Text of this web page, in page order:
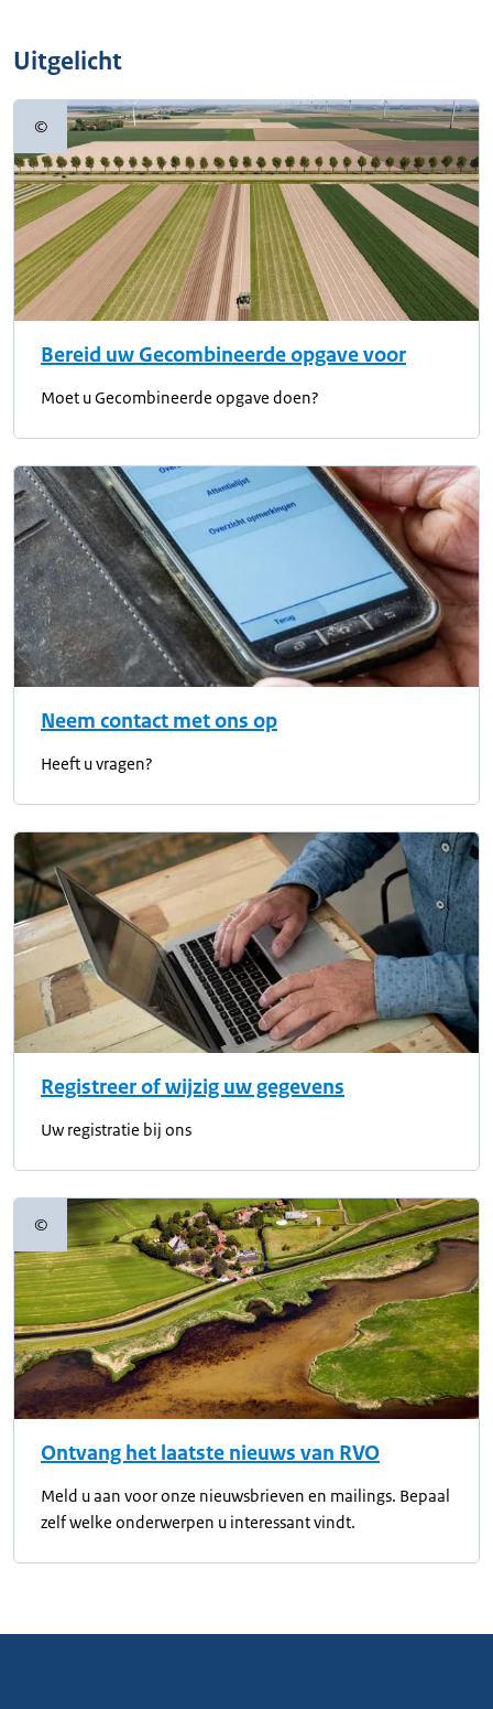
Uitgelicht
©Copyrightinformatie
Bereid uw Gecombineerde opgave voor
Moet u Gecombineerde opgave doen?
Neem contact met ons op
Heeft u vragen?
Registreer of wijzig uw gegevens
Uw registratie bij ons
©Copyrightinformatie
Ontvang het laatste nieuws van RVO
Meld u aan voor onze nieuwsbrieven en mailings. Bepaal
zelf welke onderwerpen u interessant vindt.